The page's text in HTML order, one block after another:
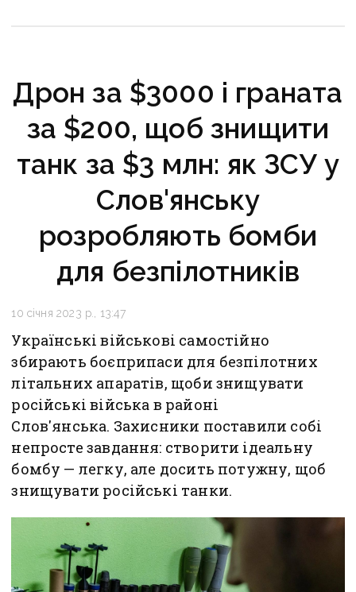
Дрон за $3000 і граната
за $200, щоб знищити
танк за $3 млн: як ЗСУ у
Слов'янську
розробляють бомби
для безпілотників
10 січня 2023 р., 13:47
Українські військові самостійно
збирають боєприпаси для безпілотних
літальних апаратів, щоби знищувати
російські війська в районі
Слов'янська. Захисники поставили собі
непросте завдання: створити ідеальну
бомбу — легку, але досить потужну, щоб
знищувати російські танки.